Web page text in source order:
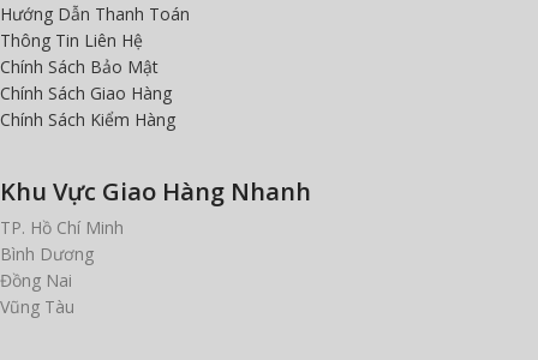
Hướng Dẫn Thanh Toán
Thông Tin Liên Hệ
Chính Sách Bảo Mật
Chính Sách Giao Hàng
Chính Sách Kiểm Hàng
Khu Vực Giao Hàng Nhanh
TP. Hồ Chí Minh
Bình Dương
Đồng Nai
Vũng Tàu